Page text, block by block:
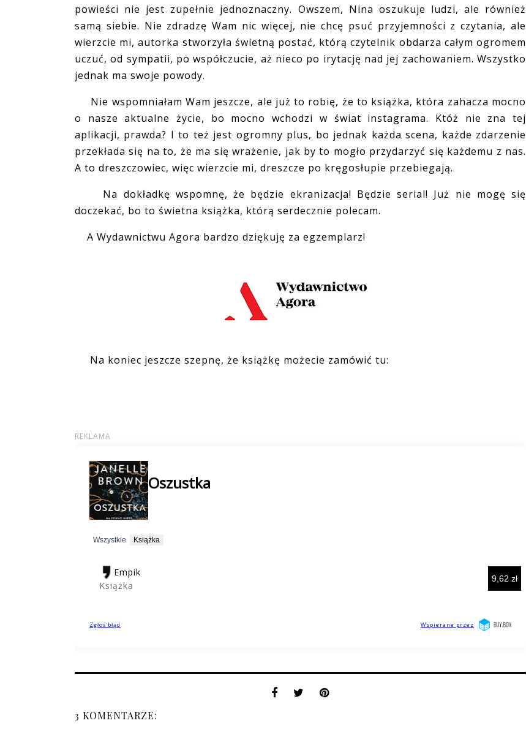
powieści nie jest zupełnie jednoznaczny. Owszem, Nina oszukuje ludzi, ale również
samą siebie. Nie zdradzę Wam nic więcej, nie chcę psuć przyjemności z czytania, ale
wierzcie mi, autorka stworzyła świetną postać, którą czytelnik obdarza całym ogromem
uczuć, od sympatii, po współczucie, aż nieco po irytację nad jej zachowaniem. Wszystko
jednak ma swoje powody.
Nie wspomniałam Wam jeszcze, ale już to robię, że to książka, która zahacza mocno
o nasze aktualne życie, bo mocno wchodzi w świat instagrama. Któż nie zna tej
aplikacji, prawda? I to też jest ogromny plus, bo jednak każda scena, każde zdarzenie
przekłada się na to, że ma się wrażenie, jak by to mogło przydarzyć się każdemu z nas.
A to dreszczowiec, więc wierzcie mi, dreszcze po kręgosłupie przebiegają.
Na dokładkę wspomnę, że będzie ekranizacja! Będzie serial! Już nie mogę się
doczekać, bo to świetna książka, którą serdecznie polecam.
A Wydawnictwu Agora bardzo dziękuję za egzemplarz!
Na koniec jeszcze szepnę, że książkę możecie zamówić tu:
3 KOMENTARZE: